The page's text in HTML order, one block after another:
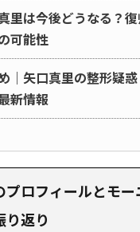
里は今後どうなる？
可能性
｜矢口真里の整形疑
新情報
プロフィールとモ
り返り